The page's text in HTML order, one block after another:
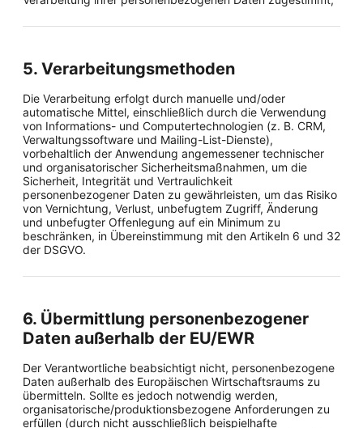
5. Verarbeitungsmethoden
Die Verarbeitung erfolgt durch manuelle und/oder
automatische Mittel, einschließlich durch die Verwendung
von Informations- und Computertechnologien (z. B. CRM,
Verwaltungssoftware und Mailing-List-Dienste),
vorbehaltlich der Anwendung angemessener technischer
und organisatorischer Sicherheitsmaßnahmen, um die
Sicherheit, Integrität und Vertraulichkeit
personenbezogener Daten zu gewährleisten, um das Risiko
von Vernichtung, Verlust, unbefugtem Zugriff, Änderung
und unbefugter Offenlegung auf ein Minimum zu
beschränken, in Übereinstimmung mit den Artikeln 6 und 32
der DSGVO.
6. Übermittlung personenbezogener
Daten außerhalb der EU/EWR
Der Verantwortliche beabsichtigt nicht, personenbezogene
Daten außerhalb des Europäischen Wirtschaftsraums zu
übermitteln. Sollte es jedoch notwendig werden,
organisatorische/produktionsbezogene Anforderungen zu
erfüllen (durch nicht ausschließlich beispielhafte